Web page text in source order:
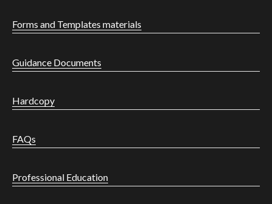
Forms and Templates materials
Guidance Documents
Hardcopy
FAQs
Professional Education